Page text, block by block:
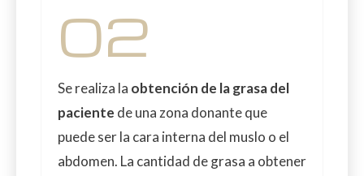
02
Se realiza la obtención de la grasa del
paciente de una zona donante que
puede ser la cara interna del muslo o el
abdomen. La cantidad de grasa a obtener